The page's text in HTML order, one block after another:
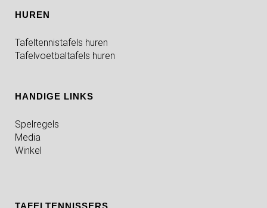
HUREN
Tafeltennistafels huren
Tafelvoetbaltafels huren
HANDIGE LINKS
Spelregels
Media
Winkel
TAFELTENNISSERS